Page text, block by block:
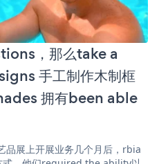
，那么take a
手工制作木制框
拥有been able
展上开展业务几个月后，rbia